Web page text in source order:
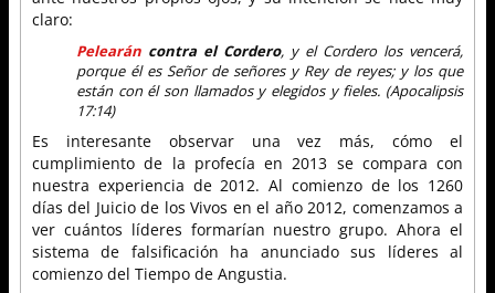
claro:
Pelearán contra el Cordero, y el Cordero los vencerá,
porque él es Señor de señores y Rey de reyes; y los que
están con él son llamados y elegidos y fieles. (Apocalipsis
17:14)
Es interesante observar una vez más, cómo el
cumplimiento de la profecía en 2013 se compara con
nuestra experiencia de 2012. Al comienzo de los 1260
días del Juicio de los Vivos en el año 2012, comenzamos a
ver cuántos líderes formarían nuestro grupo. Ahora el
sistema de falsificación ha anunciado sus líderes al
comienzo del Tiempo de Angustia.